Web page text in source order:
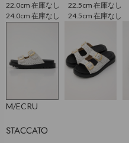
22.0cm 在庫なし 22.5cm 在庫な
24.0cm 在庫なし 24.5cm 在庫なし
M/ECRU
STACCATO